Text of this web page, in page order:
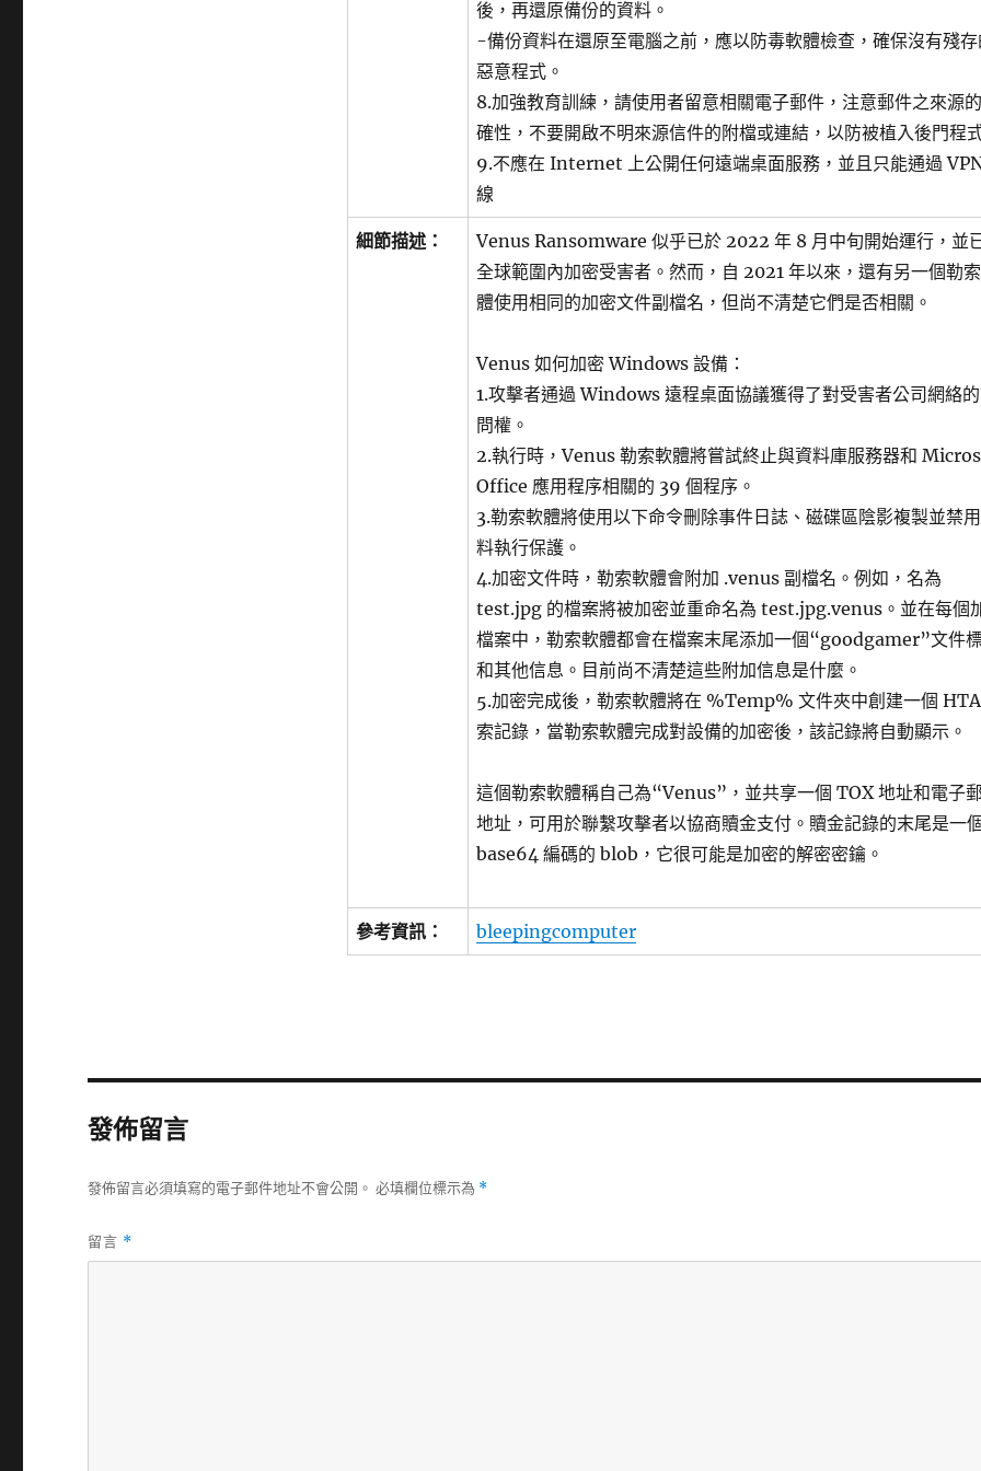
後，再還原備份的資料。
-備份資料在還原至電腦之前，應以防毒軟體檢查，確保沒有殘存
惡意程式。
8.加強教育訓練，請使用者留意相關電子郵件，注意郵件之來源
確性，不要開啟不明來源信件的附檔或連結，以防被植入後門程
9.不應在 Internet 上公開任何遠端桌面服務，並且只能通過
線
細節描述：
Venus Ransomware 似乎已於 2022 年 8 月中旬開始運行，並
全球範圍內加密受害者。然而，自 2021 年以來，還有另一個勒
體使用相同的加密文件副檔名，但尚不清楚它們是否相關。
Venus 如何加密 Windows 設備：
1.攻擊者通過 Windows 遠程桌面協議獲得了對受害者公司網絡
問權。
2.執行時，Venus 勒索軟體將嘗試終止與資料庫服務器和
Office 應用程序相關的 39 個程序。
3.勒索軟體將使用以下命令刪除事件日誌、磁碟區陰影複製並禁
料執行保護。
4.加密文件時，勒索軟體會附加 .venus 副檔名。例如，名為
test.jpg 的檔案將被加密並重命名為 test.jpg.venus。並在每個
檔案中，勒索軟體都會在檔案末尾添加一個“goodgamer”文件
和其他信息。目前尚不清楚這些附加信息是什麼。
5.加密完成後，勒索軟體將在 %Temp% 文件夾中創建一個
索記錄，當勒索軟體完成對設備的加密後，該記錄將自動顯示。
這個勒索軟體稱自己為“Venus”，並共享一個 TOX 地址和電子
地址，可用於聯繫攻擊者以協商贖金支付。贖金記錄的末尾是一個
base64 編碼的 blob，它很可能是加密的解密密鑰。
參考資訊： bleepingcomputer
發佈留言
發佈留言必須填寫的電子郵件地址不會公開。 必填欄位標示為 *
留言 *